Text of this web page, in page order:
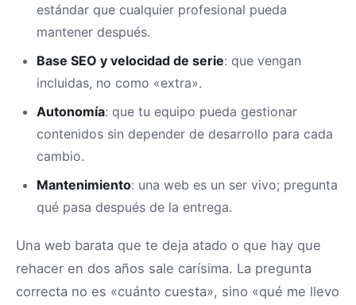
estándar que cualquier profesional pueda
mantener después.
Base SEO y velocidad de serie: que vengan
incluidas, no como «extra».
Autonomía: que tu equipo pueda gestionar
contenidos sin depender de desarrollo para cada
cambio.
Mantenimiento: una web es un ser vivo; pregunta
qué pasa después de la entrega.
Una web barata que te deja atado o que hay que
rehacer en dos años sale carísima. La pregunta
correcta no es «cuánto cuesta», sino «qué me llevo